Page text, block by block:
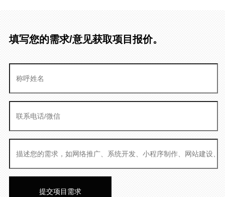
填写您的需求/意见获取项目报价。